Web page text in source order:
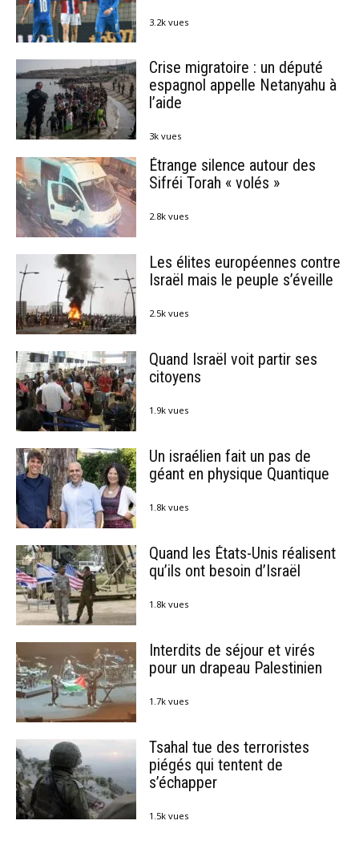
3.2k vues
Crise migratoire : un député
espagnol appelle Netanyahu à
l’aide
3k vues
Étrange silence autour des
Sifréi Torah « volés »
2.8k vues
Les élites européennes contre
Israël mais le peuple s’éveille
2.5k vues
Quand Israël voit partir ses
citoyens
1.9k vues
Un israélien fait un pas de
géant en physique Quantique
1.8k vues
Quand les États-Unis réalisent
qu’ils ont besoin d’Israël
1.8k vues
Interdits de séjour et virés
pour un drapeau Palestinien
1.7k vues
Tsahal tue des terroristes
piégés qui tentent de
s’échapper
1.5k vues